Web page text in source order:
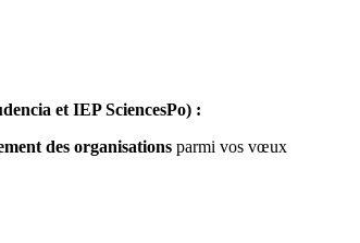
et IEP SciencesPo) :
des organisations parmi vos vœux